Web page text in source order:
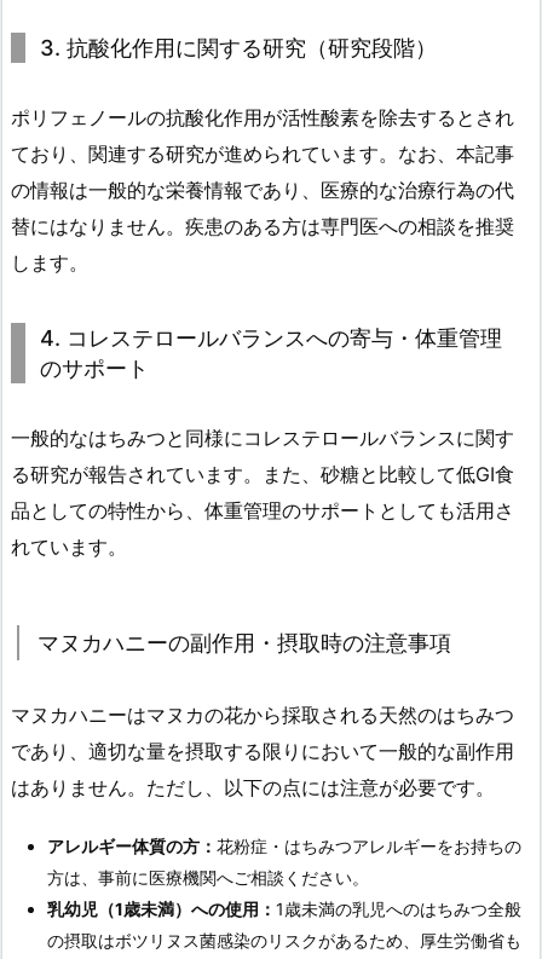
3. 抗酸化作用に関する研究（研究段階）
ポリフェノールの抗酸化作用が活性酸素を除去するとされ
ており、関連する研究が進められています。なお、本記事
の情報は一般的な栄養情報であり、医療的な治療行為の代
替にはなりません。疾患のある方は専門医への相談を推奨
します。
4. コレステロールバランスへの寄与・体重管理
のサポート
一般的なはちみつと同様にコレステロールバランスに関す
る研究が報告されています。また、砂糖と比較して低GI食
品としての特性から、体重管理のサポートとしても活用さ
れています。
マヌカハニーの副作用・摂取時の注意事項
マヌカハニーはマヌカの花から採取される天然のはちみつ
であり、適切な量を摂取する限りにおいて一般的な副作用
はありません。ただし、以下の点には注意が必要です。
アレルギー体質の方： 花粉症・はちみつアレルギーをお持ちの
方は、事前に医療機関へご相談ください。
乳幼児（1歳未満）への使用： 1歳未満の乳児へのはちみつ全般
の摂取はボツリヌス菌感染のリスクがあるため、厚生労働省も